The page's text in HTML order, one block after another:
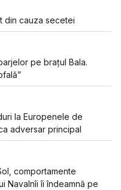
din cauza secetei
pe brațul Bala.
la Europenele de
adversar principal
comportamente
Navalnîi îi îndeamnă pe